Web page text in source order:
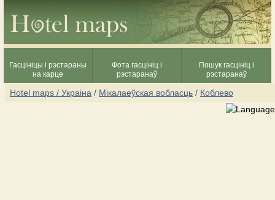
Гасцініцы і рэстараны
на карце
Фота гасцініц і
рэстаранаў
Пошук гасцініц і
рэстаранаў
Hotel maps / Украіна / Мікалаеўская вобласць / Коблево